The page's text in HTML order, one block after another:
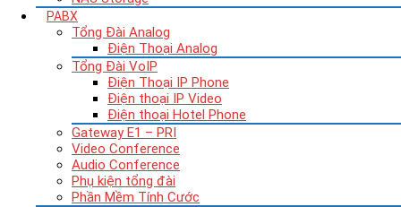
PABX
Tổng Đài Analog
Điện Thoại Analog
Tổng Đài VoIP
Điện Thoại IP Phone
Điện thoại IP Video
Điện thoại Hotel Phone
Gateway E1 – PRI
Video Conference
Audio Conference
Phụ kiện tổng đài
Phần Mềm Tính Cước